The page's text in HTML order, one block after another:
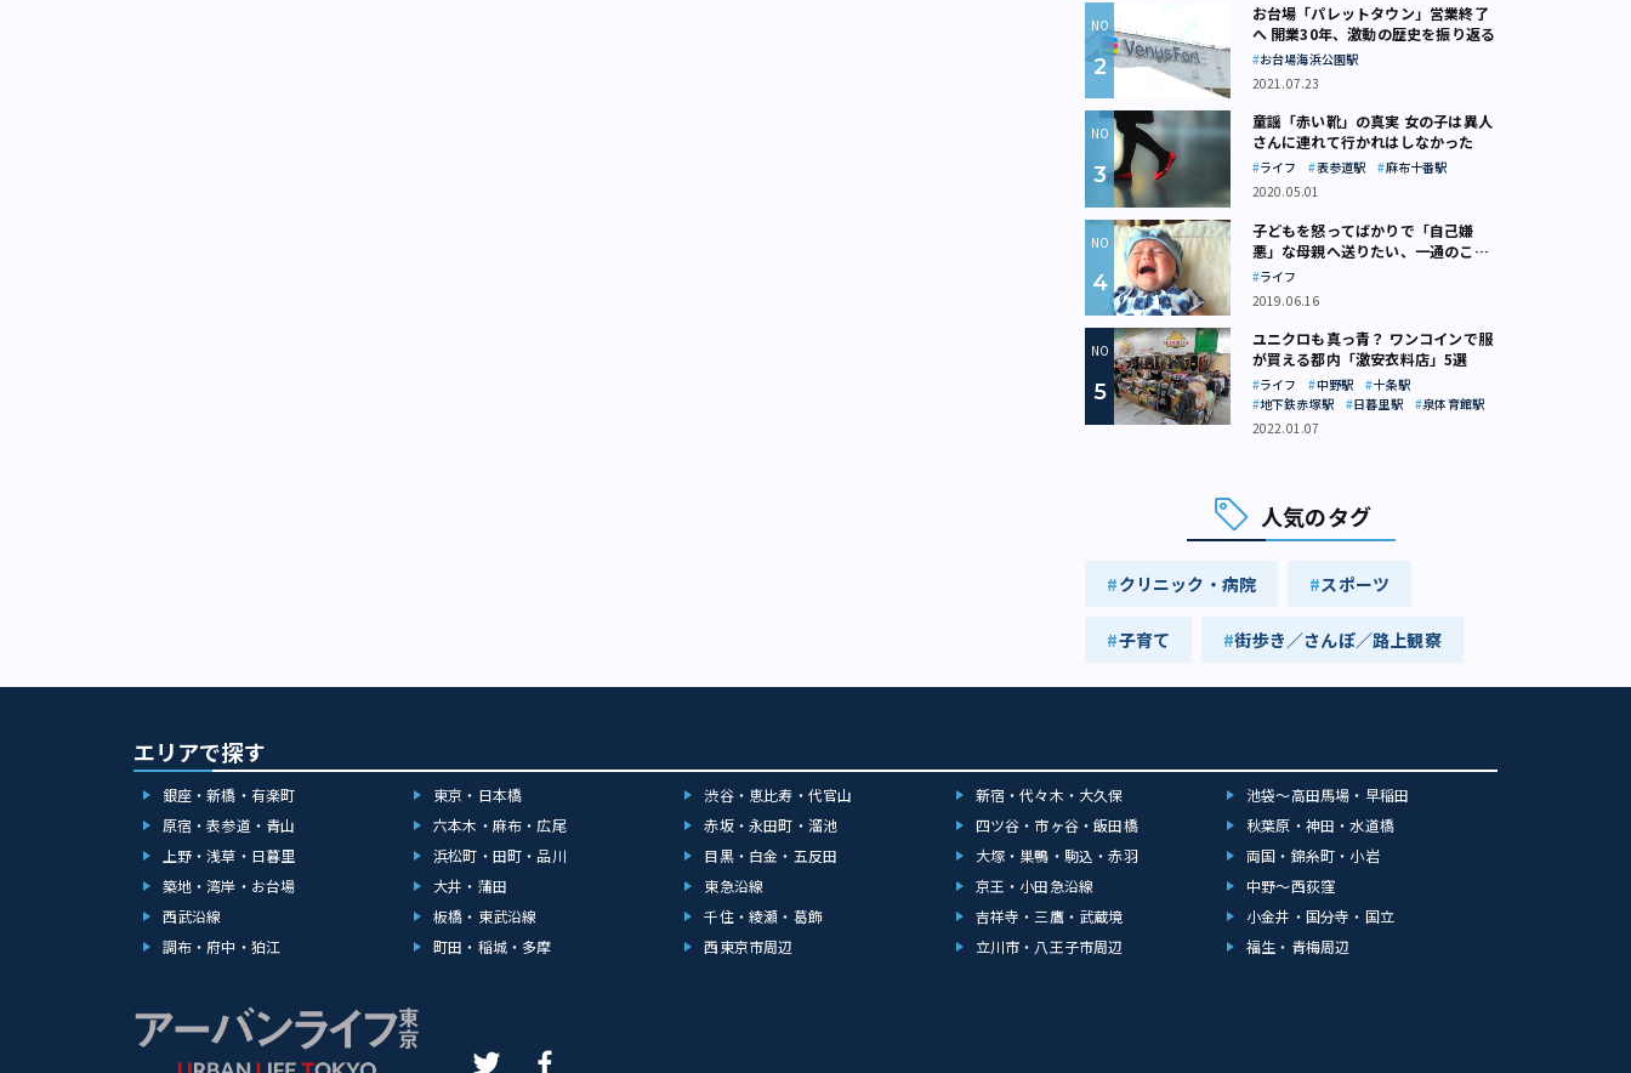
お台場「パレットタウン」営業終了
へ 開業30年、激動の歴史を振り返る
お台場海浜公園駅
2021.07.23
童謡「赤い靴」の真実 女の子は異人
さんに連れて行かれはしなかった
ライフ 表参道駅
麻布十番駅
2020.05.01
子どもを怒ってばかりで「自己嫌
悪」な母親へ送りたい、一通のここ
ろの処方箋
ライフ
2019.06.16
ユニクロも真っ青？ ワンコインで服
が買える都内「激安衣料店」5選
ライフ 中野駅
十条駅
地下鉄赤塚駅
日暮里駅
泉体育館駅
2022.01.07
人気のタグ
クリニック・病院 スポーツ
子育て 街歩き／さんぽ／路上観察
エリアで探す
銀座・新橋・有楽町 東京・日本橋 渋谷・恵比寿・代官山 新宿・代々木・大久保
池袋～高田馬場・早稲田
原宿・表参道・青山
六本木・麻布・広尾 赤坂・永田町・溜池 四ツ谷・市ヶ谷・飯田橋
秋葉原・神田・水道橋
上野・浅草・日暮里
浜松町・田町・品川 目黒・白金・五反田 大塚・巣鴨・駒込・赤羽
両国・錦糸町・小岩
築地・湾岸・お台場
大井・蒲田 東急沿線 京王・小田急沿線
中野～西荻窪
西武沿線
板橋・東武沿線 千住・綾瀬・葛飾 吉祥寺・三鷹・武蔵境
小金井・国分寺・国立
調布・府中・狛江
町田・稲城・多摩 西東京市周辺 立川市・八王子市周辺 福生・青梅周辺